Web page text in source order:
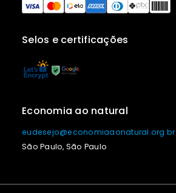
Selos e certificações
Economia ao natural
eudesejo@economiaaonatural.org.br
São Paulo, São Paulo